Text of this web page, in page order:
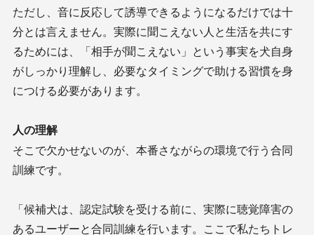
ただし、音に反応して誘導できるようになるだけでは十
分とは言えません。実際に聞こえない人と生活を共にす
るためには、「相手が聞こえない」という事実を犬自身
がしっかり理解し、必要なタイミングで助ける習慣を身
につける必要があります。
人の理解
そこで欠かせないのが、本番さながらの環境で行う合同
訓練です。
「候補犬は、認定試験を受ける前に、実際に聴覚障害の
あるユーザーと合同訓練を行います。ここで私たちトレ